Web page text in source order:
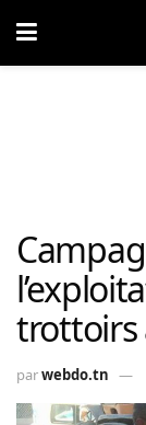
trottoirs
parwebdo.tn